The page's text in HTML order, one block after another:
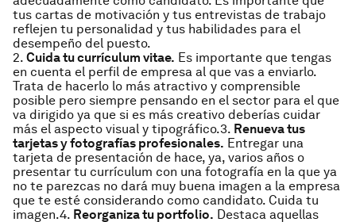
tus cartas de motivación y tus entrevistas de trabajo
reflejen tu personalidad y tus habilidades para el
desempeño del puesto.
2. Cuida tu currículum vitae. Es importante que tengas
en cuenta el perfil de empresa al que vas a enviarlo.
Trata de hacerlo lo más atractivo y comprensible
posible pero siempre pensando en el sector para el que
va dirigido ya que si es más creativo deberías cuidar
más el aspecto visual y tipográfico.3. Renueva tus
tarjetas y fotografías profesionales. Entregar una
tarjeta de presentación de hace, ya, varios años o
presentar tu currículum con una fotografía en la que ya
no te parezcas no dará muy buena imagen a la empresa
que te esté considerando como candidato. Cuida tu
imagen.4. Reorganiza tu portfolio. Destaca aquellas